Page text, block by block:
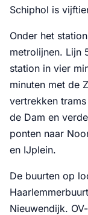
Schiphol is
Onder het
metrolijnen. Lijn
station in vier
minuten met de
vertrekken
de Dam en
ponten naar
en IJplein.
De buurten op
Nieuwendijk.